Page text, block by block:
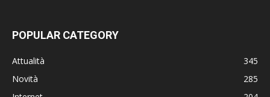
POPULAR CATEGORY
Attualità
345
Novità
285